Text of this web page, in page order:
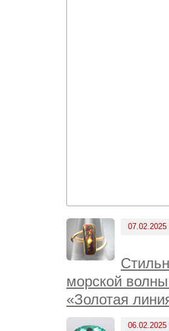
07.02.2025
морской
«Золотая
06.02.2025